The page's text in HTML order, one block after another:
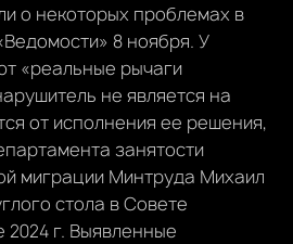
о некоторых проблемах в
8 ноября. У
«реальные рычаги
не является на
от исполнения ее решения,
занятости
миграции Минтруда Михаил
стола в Совете
г. Выявленные